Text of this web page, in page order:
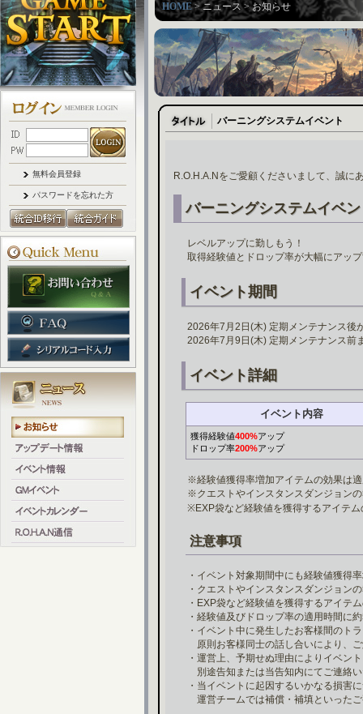
無料会員登録
パスワードを忘れた方
HOME> ニュース > お知らせ
バーニングシステムイベント
R.O.H.A.Nをご愛顧くださいまして、誠に
バーニングシステムイベ
レベルアップに勤しもう！
取得経験値とドロップ率が大幅にアッ
イベント期間
2026年7月2日(木) 定期メンテナンス後
2026年7月9日(木) 定期メンテナンス前
イベント詳細
イベント内容
獲得経験値400%アップ
ドロップ率200%アップ
※経験値獲得率増加アイテムの効果は
※クエストやインスタンスダンジョン
※EXP袋など経験値を獲得するアイテ
注意事項
・イベント対象期間中にも経験値獲得
・クエストやインスタンスダンジョン
・EXP袋など経験値を獲得するアイテ
・経験値及びドロップ率の適用時間に
・イベント中に発生したお客様間のト
原則お客様同士の話し合いにより、
・運営上、予期せぬ理由によりイベン
別途告知または当告知内にてご連絡
・当イベントに起因するいかなる損害
運営チームでは補償・補填といった